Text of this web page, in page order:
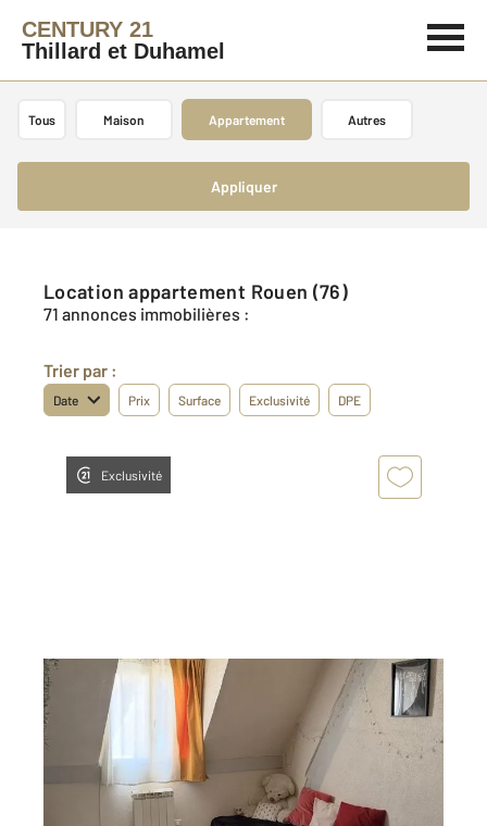
CENTURY 21
Thillard et Duhamel
Tous Maison Appartement Autres
Appliquer
Location appartement Rouen (76)
71 annonces immobilières :
Trier par :
Date Prix Surface Exclusivité DPE
Exclusivité
ROUEN 76
39,25 m
, 2 pièces
Ref : 8303
Appartement F2 à louer
540 €